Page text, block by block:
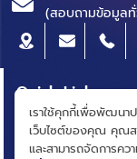
(สอบถามข้อมูลทั่
Quick Link
หลักสูตรผู้บริหาร
สารบัญบัญชีธุรกิจ
เราใช้คุกกี้เพื่อพัฒนา
เว็บไซต์ของคุณ คุณส
และสามารถจัดการค